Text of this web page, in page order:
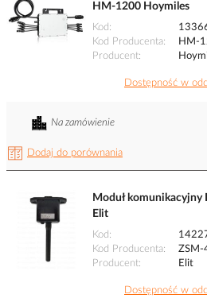
HM-1200 Hoymiles
Kod
Kod Producenta
HM-
Producent
Dostępność w
Dodaj do porównania
Na zamówienie
Moduł komunikacyjny
Elit
Kod
Kod Producenta
ZSM-
Producent
Elit
Dostępność w